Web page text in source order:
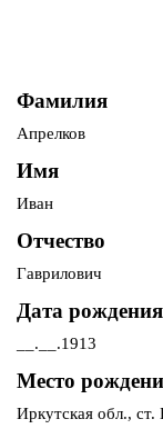
Фамилия
Апрелков
Имя
Иван
Отчество
Гаврилович
Дата
__.__.1913
Место
Иркутская обл., ст.